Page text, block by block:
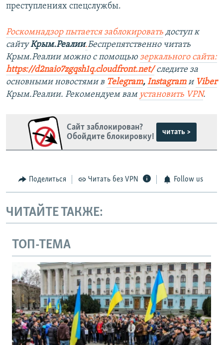
преступлениях спецслужбы.
Роскомнадзор пытается заблокировать доступ к
сайтуКрым.Реалии.Беспрепятственно читать
Крым.Реалии можно с помощью зеркального сайта:
https://d2naio7zgqsh1q.cloudfront.net/ следите за
основными новостями в Telegram, Instagramи Viber
Крым.Реалии. Рекомендуем вам установить VPN.
Сайт заблокирован?
Обойдите блокировку!
читать >
Поделиться Читать без VPN Follow us
ЧИТАЙТЕ ТАКЖЕ:
ТОП-ТЕМА